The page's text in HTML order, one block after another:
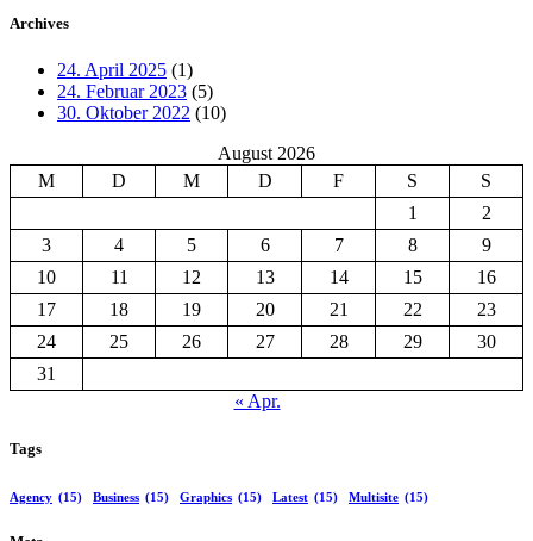
Archives
24. April 2025 (1)
24. Februar 2023 (5)
30. Oktober 2022 (10)
August 2026
M
D M D F S
S
1
2
3
4 5 6 7 8
9
10
11 12 13 14 15
16
17
18 19 20 21 22
23
24
25 26 27 28 29
30
31
« Apr.
Tags
Agency (15) Business (15) Graphics (15) Latest (15) Multisite (15)